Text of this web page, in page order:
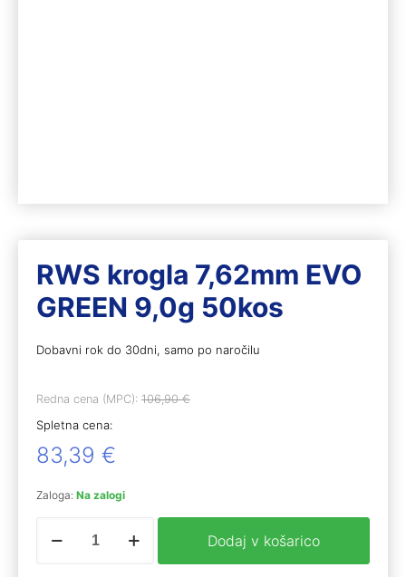
RWS krogla 7,62mm EVO
GREEN 9,0g 50kos
Dobavni rok do 30dni, samo po naročilu
Redna cena (MPC): 106,90€
Spletna cena:
83,39 €
Zaloga: Na zalogi
krogla
Dodaj v košarico